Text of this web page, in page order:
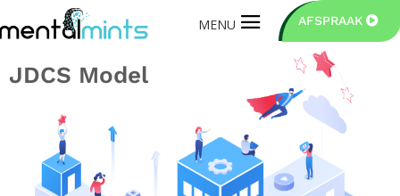
AFSPRAAK
JDCS Model